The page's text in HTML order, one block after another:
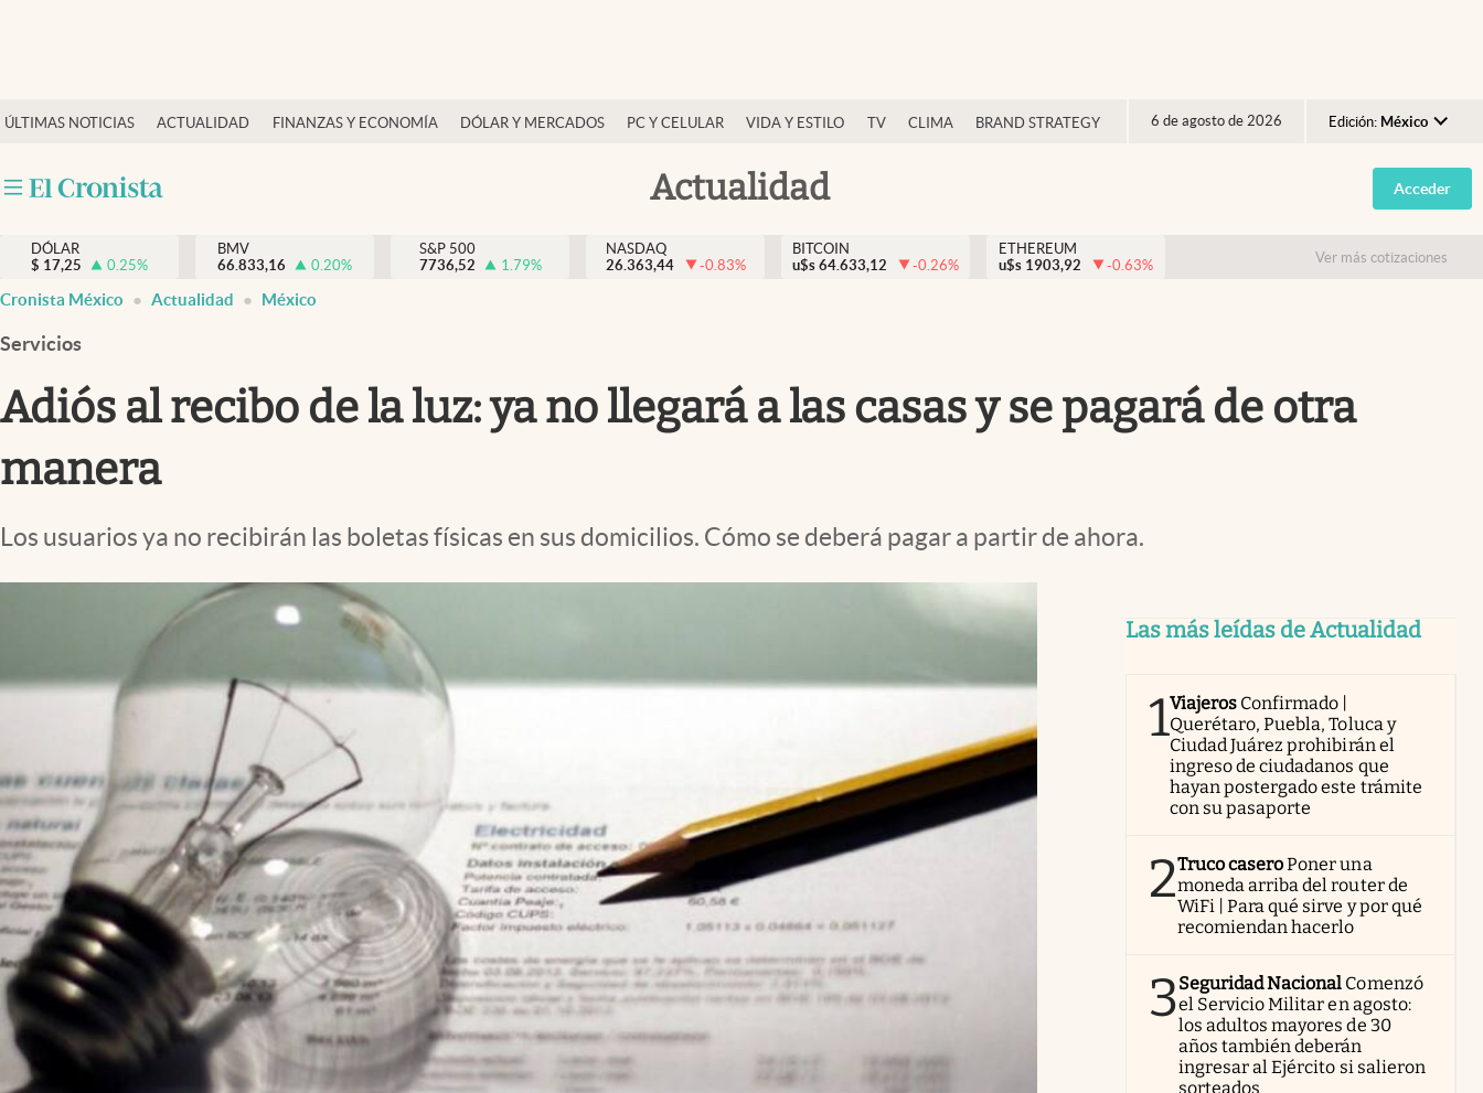
ÚLTIMAS NOTICIAS ACTUALIDAD FINANZAS Y ECONOMÍA DÓLAR Y MERCADOS PC Y CELULAR VIDA Y ESTILO TV CLIMA BRAND STRATEGY 6 de agosto de 2026 Edición: México
Argentina
España
USA
Actualidad
Actualidad
Internacionales
Opinión
Brand Strategy
Vida y estilo
Tv
Espiritualidad
Acceder
DÓLAR
$ 17,25 0.25%
BMV
66.833,16
0.20%
S&P 500
7736,52
1.79%
NASDAQ
26.363,44
-0.83%
BITCOIN
u$s 64.633,12 -0.26%
ETHEREUM
u$s 1903,92 -0.63% Ver más cotizaciones
Cronista México Actualidad México
Servicios
Adiós al recibo de la luz: ya no llegará a las casas y se pagará de otra
manera
Los usuarios ya no recibirán las boletas físicas en sus domicilios. Cómo se deberá pagar a partir de ahora.
Las más leídas de Actualidad
1Viajeros Confirmado |
Querétaro, Puebla, Toluca y
Ciudad Juárez prohibirán el
ingreso de ciudadanos que
hayan postergado este trámite
con su pasaporte
2Truco caseroPoner una
moneda arriba del router de
WiFi | Para qué sirve y por qué
recomiendan hacerlo
3Seguridad Nacional Comenzó
el Servicio Militar en agosto:
los adultos mayores de 30
años también deberán
ingresar al Ejército si salieron
sorteados